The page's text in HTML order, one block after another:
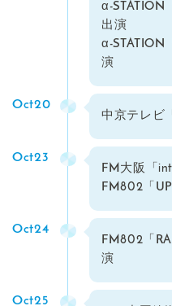
α-STATION
出演
α-STATION
演
中京テレビ
Oct20
FM大阪「
FM802「
Oct23
FM802「
演
Oct24
Oct25